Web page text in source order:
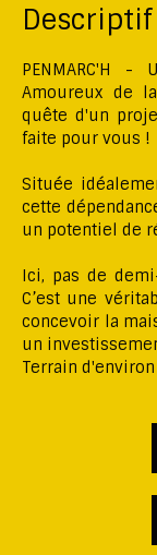
PENMARC'H -
Amoureux de
quête d'un
faite pour vous !
Située
cette
un potentiel de
Ici, pas de
C’est une
concevoir la
un
Terrain